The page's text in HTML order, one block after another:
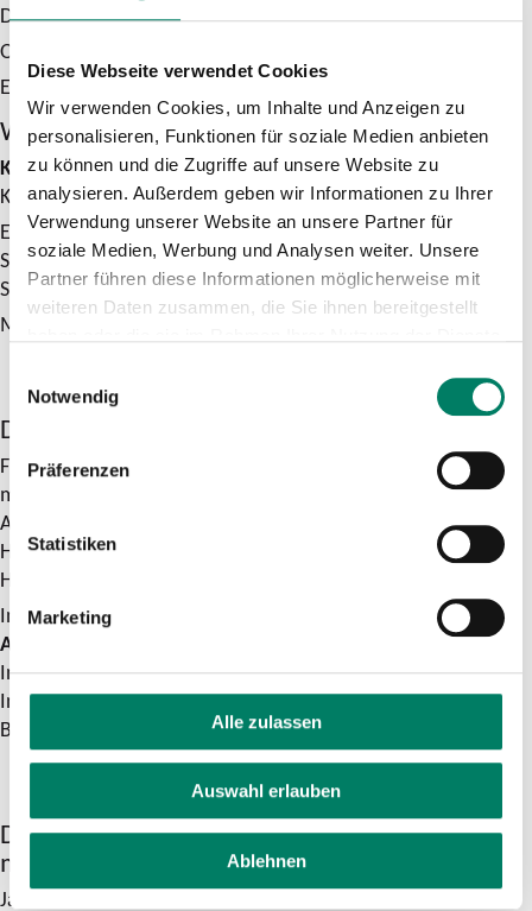
Diese Webseite verwendet Cookies
Wir verwenden Cookies, um Inhalte und Anzeigen zu
personalisieren, Funktionen für soziale Medien anbieten
zu können und die Zugriffe auf unsere Website zu
analysieren. Außerdem geben wir Informationen zu Ihrer
Verwendung unserer Website an unsere Partner für
soziale Medien, Werbung und Analysen weiter. Unsere
Partner führen diese Informationen möglicherweise mit
weiteren Daten zusammen, die Sie ihnen bereitgestellt
Notwendig
Präferenzen
Statistiken
Marketing
Alle zulassen
Auswahl erlauben
Ablehnen
Du siehst auch, welches Ticket Du brauchst.
Oder Du nutzt den VRS-Ticketberater.
Er zeigt Dir die günstigsten Tickets.
Welche Preise zahlen Kinder?
Kinder bis 5 Jahrefahren kostenlos mit Bus und Bahn.
Kindervon 6 bis 14 Jahrenzahlen weniger für Tickets.
Es gibt viele günstige Tickets.
Sie sind für Kinder und Schüler.
Sie sind auch für Auszubildende und Studierende.
Mehr Infos unter:
Darf man Hunde im VRS kostenlos mitnehmen?
Für die Mitnahme von Hunden gilt: Die Sicherheit im Betrieb
muss gewährleistet sein.
Andere Fahrgäste dürfen nicht gestört werden.
Hunde müssen kurz angeleint sein.
Hunde dürfen nicht auf Sitzplätzen sitzen.
In den Verkehrs-Mitteln des Bedarfs-Verkehrs (z.B. AST –
Anruf-Sammel-Taxi
In der Regel fahren dort Taxen.
In Taxen ist kein Platz für Hunde.
Blindenführhunde dürfen immer mitfahren.
Darf man ein Fahrrad in Bus und Bahn
mitnehmen?
Ja, es muss aber genug Platz im Fahrzeug sein.